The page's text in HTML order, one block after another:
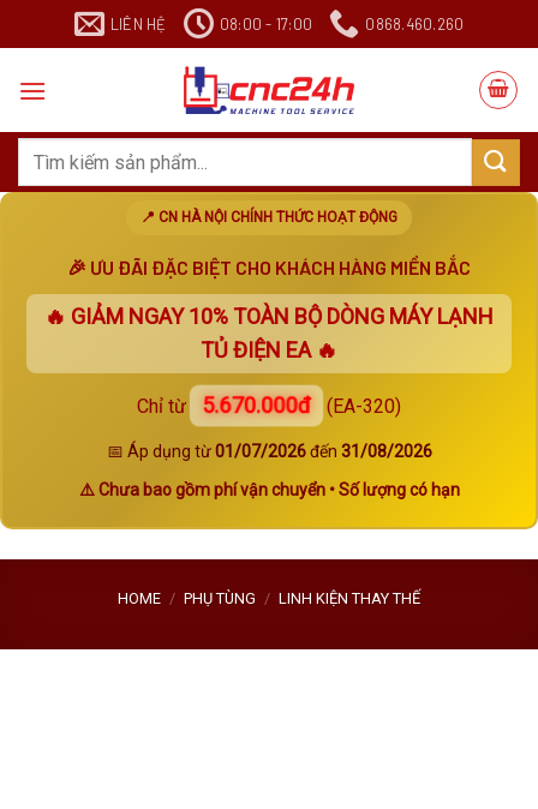
đến
dung
LIÊN HỆ 08:00 - 17:00 0868.460.260
Search
📍 CN HÀ NỘI CHÍNH THỨC HOẠT ĐỘNG
🎉 ƯU ĐÃI ĐẶC BIỆT CHO KHÁCH HÀNG MIỀN BẮC
🔥 GIẢM NGAY10% TOÀN BỘ DÒNG MÁY LẠNH
TỦ ĐIỆN EA 🔥
Chỉ từ 5.670.000đ (EA-320)
📅 Áp dụng từ01/07/2026đến 31/08/2026
⚠️ Chưa bao gồm phí vận chuyển • Số lượng có hạn
HOME / PHỤ TÙNG / LINH KIỆN THAY THẾ